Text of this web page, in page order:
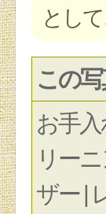
とし
この
お手入
リー
ザー |